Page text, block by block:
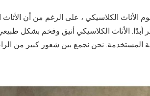
الكلاسيكي ، على الرغم من أن الأثاث
أبدًا. الأثاث الكلاسيكي أنيق وفخم بشكل
المستخدمة. نحن نجمع بين شعور كبير من